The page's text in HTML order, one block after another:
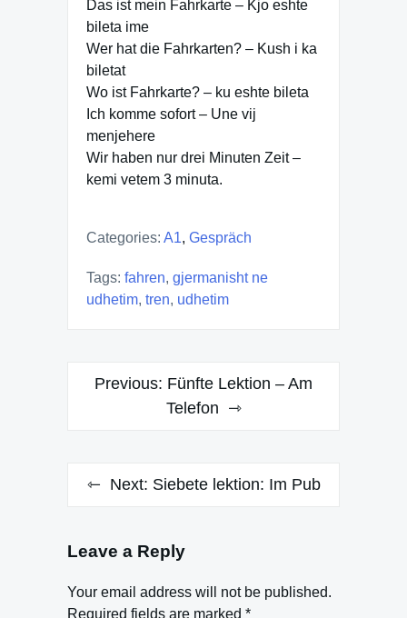
Das ist mein Fahrkarte – Kjo eshte
bileta ime
Wer hat die Fahrkarten? – Kush i ka
biletat
Wo ist Fahrkarte? – ku eshte bileta
Ich komme sofort – Une vij
menjehere
Wir haben nur drei Minuten Zeit –
kemi vetem 3 minuta.
Categories: A1, Gespräch
Tags: fahren, gjermanisht ne
udhetim, tren, udhetim
Post
navigation
Previous: Fünfte Lektion – Am
Telefon
Next: Siebete lektion: Im Pub
Leave a Reply
Your email address will not be published.
Required fields are marked *